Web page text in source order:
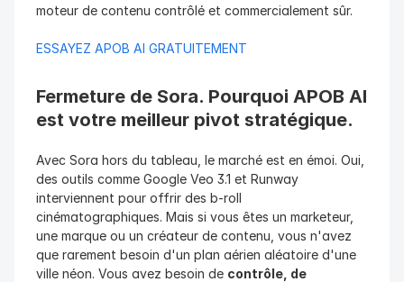
moteur de contenu contrôlé et commercialement sûr.
ESSAYEZ APOB AI GRATUITEMENT
Fermeture de Sora. Pourquoi APOB AI
est votre meilleur pivot stratégique.
Avec Sora hors du tableau, le marché est en émoi. Oui,
des outils comme Google Veo 3.1 et Runway
interviennent pour offrir des b-roll
cinématographiques. Mais si vous êtes un marketeur,
une marque ou un créateur de contenu, vous n'avez
que rarement besoin d'un plan aérien aléatoire d'une
ville néon. Vous avez besoin de contrôle, de